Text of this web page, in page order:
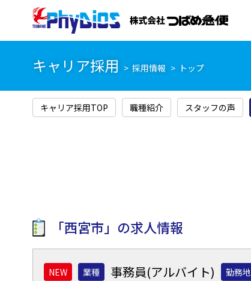
キャリア採用 採用情報 トップ
キャリア採用TOP 職種紹介 スタッフの声
「西宮市 」の求人情報
業種 事務員(アルバイト) 勤務地